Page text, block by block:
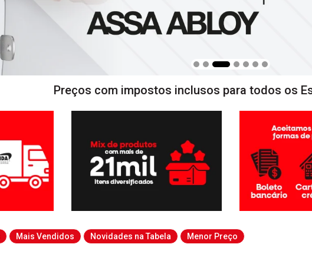
Preços com impostos inclusos para todos os
Mais Vendidos Novidades na Tabela Menor Preço